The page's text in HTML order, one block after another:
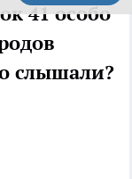
41 особо
слышали?